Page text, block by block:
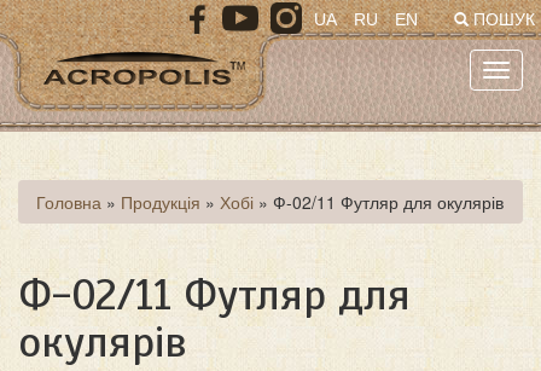
Перейти
до
основного
матеріалу
ПОШУК
UA RU EN
Ви
є
тут
Головна » Продукція » Хобі » Ф-02/11 Футляр для окулярів
Ф-02/11 Футляр для
окулярів